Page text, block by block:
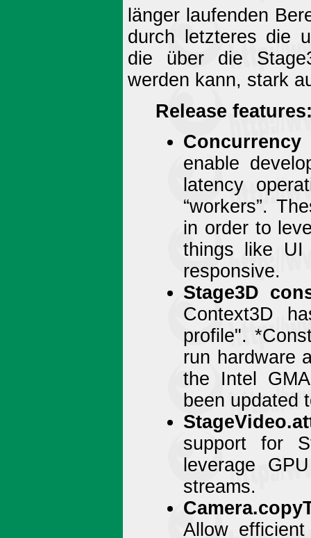
länger laufenden
durch letzteres die
die über die
werden kann, stark
Release
enable
latency
“workers”.
in order to
things like UI
responsive.
Stage3D
Context3D
profile".
run hardware
the Intel
been updated
support for
leverage
streams.
Allow